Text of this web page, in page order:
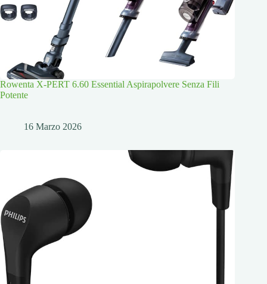
Rowenta X-PERT 6.60 Essential Aspirapolvere Senza Fili
Potente
16 Marzo 2026